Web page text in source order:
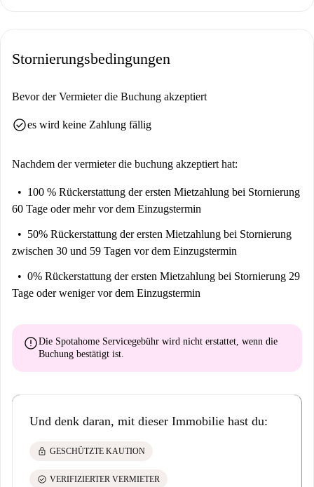
gastronomische Einrichtungen wie die Bar Orientalny HA NOI und
unmittelbarer Nähe erfüllt dieses Viertel alle Ihre Bedürfnisse.
Stornierungsbedingungen
Bevor der Vermieter die Buchung akzeptiert
check_circlees wird keine Zahlung fällig
Nachdem der vermieter die buchung akzeptiert hat:
100 % Rückerstattung der ersten Mietzahlung bei Stornierung
60 Tage oder mehr vor dem Einzugstermin
50% Rückerstattung der ersten Mietzahlung bei Stornierung
zwischen 30 und 59 Tagen vor dem Einzugstermin
0% Rückerstattung der ersten Mietzahlung bei Stornierung 29
Tage oder weniger vor dem Einzugstermin
errorDie Spotahome Servicegebühr wird nicht erstattet, wenn die
Buchung bestätigt ist.
Und denk daran, mit dieser Immobilie hast du:
lock GESCHÜTZTE KAUTION
check_circle VERIFIZIERTER VERMIETER